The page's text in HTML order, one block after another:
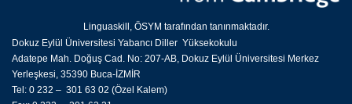
Linguaskill, ÖSYM tarafından tanınmaktadır.
Dokuz Eylül Üniversitesi Yabancı Diller Yüksekokulu
Adatepe Mah. Doğuş Cad. No: 207-AB, Dokuz Eylül Üniversitesi Merkez
Yerleşkesi, 35390 Buca-İZMİR
Tel: 0 232 – 301 63 02 (Özel Kalem)